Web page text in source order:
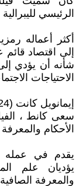
الرئيسي
أكثر أعماله
إلى اقتصاد
شأنه أن يؤدي إلى
الاحتياجات
إيمانويل كانت (1724-1804)
سعى كانط ،
الأحكام
يؤديان علم
والمعرفة